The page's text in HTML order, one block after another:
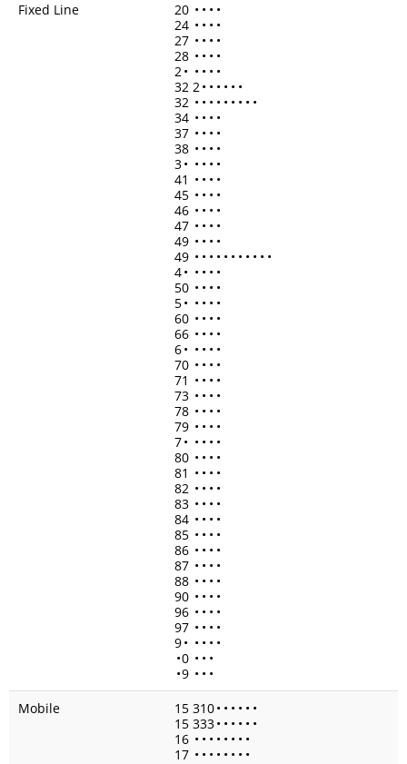
Fixed Line
20 • • • •
24 • • • •
27 • • • •
28 • • • •
2• • • • •
32 2• • • • • •
32 • • • • • • • • •
34 • • • •
37 • • • •
38 • • • •
3• • • • •
41 • • • •
45 • • • •
46 • • • •
47 • • • •
49 • • • •
49 • • • • • • • • • • •
4• • • • •
50 • • • •
5• • • • •
60 • • • •
66 • • • •
6• • • • •
70 • • • •
71 • • • •
73 • • • •
78 • • • •
79 • • • •
7• • • • •
80 • • • •
81 • • • •
82 • • • •
83 • • • •
84 • • • •
85 • • • •
86 • • • •
87 • • • •
88 • • • •
90 • • • •
96 • • • •
97 • • • •
9• • • • •
•0 • • •
•9 • • •
Mobile
15 310• • • • • •
15 333• • • • • •
16 • • • • • • • •
17 • • • • • • • •